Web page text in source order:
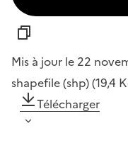
Mis à jour le 22
shapefile (shp)(19,4
Télécharger